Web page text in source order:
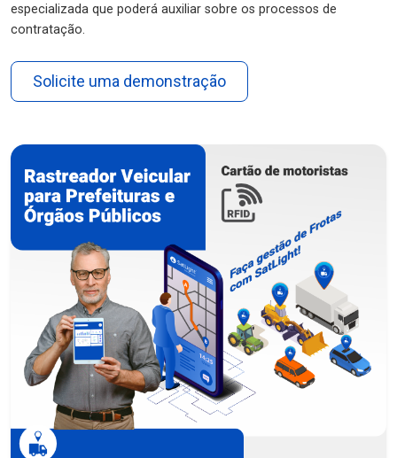
especializada que poderá auxiliar sobre os processos de
contratação.
Solicite uma demonstração